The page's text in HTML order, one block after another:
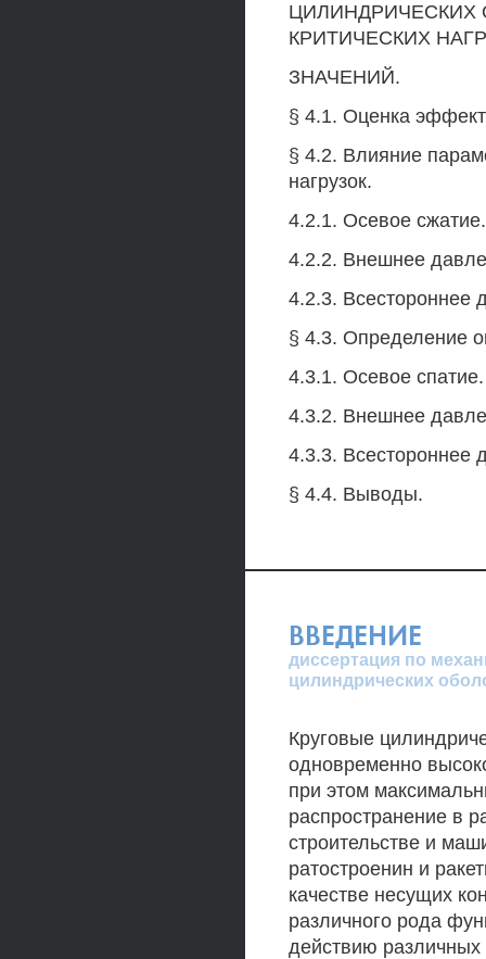
ЦИЛИНДРИЧЕСКИХ
КРИТИЧЕСКИХ
ЗНАЧЕНИЙ.
§ 4.1. Оценка
§ 4.2. Влияние
нагрузок.
4.2.1. Осевое сжатие.
4.2.2. Внешнее
4.2.3. Всестороннее
§ 4.3. Определение
4.3.1. Осевое спатие.
4.3.2. Внешнее
4.3.3. Всестороннее
§ 4.4. Выводы.
ВВЕДЕНИЕ
диссертация по
цилиндрических
Круговые
одновременно
при этом
распространение в
строительстве и
ратостроенин и
качестве несущих
различного рода
действию различных